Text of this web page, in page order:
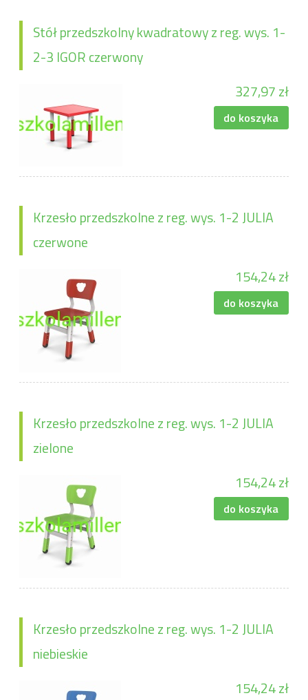
Stół przedszkolny kwadratowy z reg. wys. 1-
2-3 IGOR czerwony
327,97 zł
do koszyka
Krzesło przedszkolne z reg. wys. 1-2 JULIA
czerwone
154,24 zł
do koszyka
Krzesło przedszkolne z reg. wys. 1-2 JULIA
zielone
154,24 zł
do koszyka
Krzesło przedszkolne z reg. wys. 1-2 JULIA
niebieskie
154,24 zł